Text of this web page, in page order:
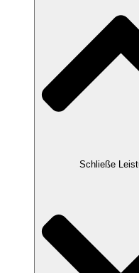
Schließe